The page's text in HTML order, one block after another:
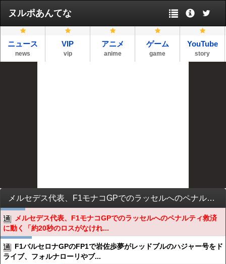
ヌルポあんてな
ニュース
news
VIP
vip
アニメ
anime
ゲーム
game
YouTube
story
メルセデス代表、F1モナコGPでのラッセルへのペナルティ救済に動く「約20秒のロスがなければ3位か4位」
メルセデス代表、F1モナコGPでのラッセルへのペナルティ救済
に動く「約20秒のロスがなけれ...
F1バルセロナGPのFP1で岩佐歩夢がレッドブルのハジャー号をド
ライブ、フォルナローリやブ...